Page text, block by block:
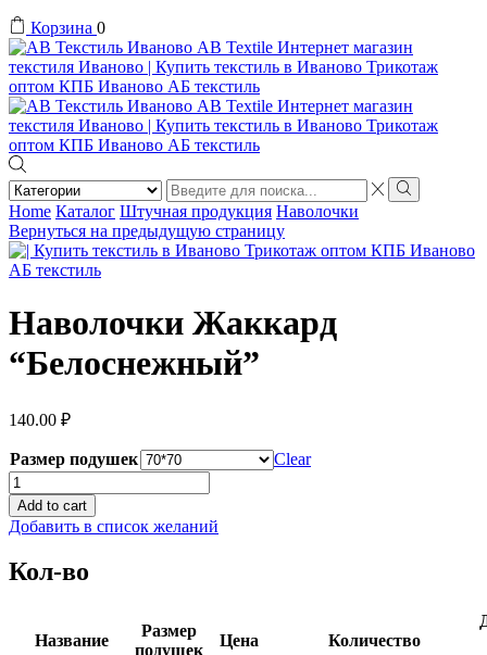
Корзина 0
Search
input
Search
Home Каталог Штучная продукция Наволочки
Вернуться на предыдущую страницу
Наволочки Жаккард
“Белоснежный”
140.00 ₽
Размер подушек
Clear
Наволочки
Жаккард
"Белоснежный"
quantity
Add to cart
Добавить в список желаний
Кол-во
Название
Размер
подушек
Цена Количество